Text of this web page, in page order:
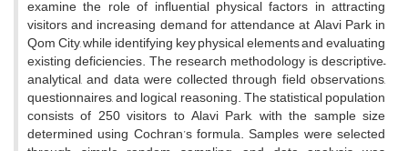
examine the role of influential physical factors in attracting
visitors and increasing demand for attendance at Alavi Park in
Qom City, while identifying key physical elements and evaluating
existing deficiencies. The research methodology is descriptive–
analytical, and data were collected through field observations,
questionnaires, and logical reasoning. The statistical population
consists of 250 visitors to Alavi Park, with the sample size
determined using Cochran’s formula. Samples were selected